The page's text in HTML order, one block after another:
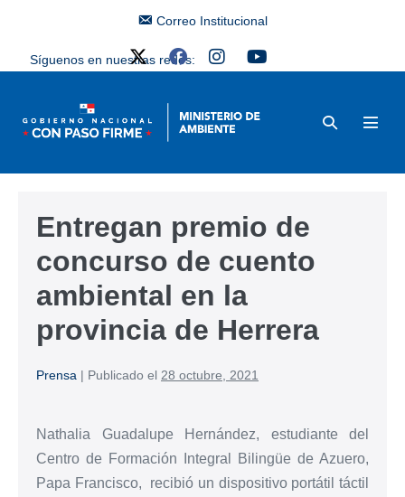
Correo Institucional
Síguenos en nuestras redes:
Entregan premio de
concurso de cuento
ambiental en la
provincia de Herrera
Prensa | Publicado el 28 octubre, 2021
Nathalia Guadalupe Hernández, estudiante del
Centro de Formación Integral Bilingüe de Azuero,
Papa Francisco, recibió un dispositivo portátil táctil